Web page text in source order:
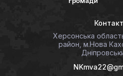
Херсонська
район, м.Нова